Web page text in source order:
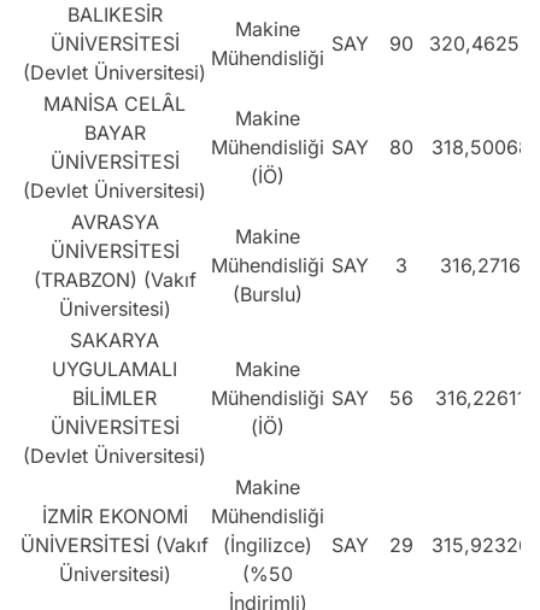
BALIKESİR
ÜNİVERSİTESİ
(Devlet Üniversitesi)
Makine
Mühendisliği
SAY 90 320,46255
MANİSA CELÂL
BAYAR
ÜNİVERSİTESİ
(Devlet Üniversitesi)
Makine
Mühendisliği
(İÖ)
SAY 80 318,50068
AVRASYA
ÜNİVERSİTESİ
(TRABZON) (Vakıf
Üniversitesi)
Makine
Mühendisliği
(Burslu)
SAY 3 316,2716
SAKARYA
UYGULAMALI
BİLİMLER
ÜNİVERSİTESİ
(Devlet Üniversitesi)
Makine
Mühendisliği
(İÖ)
SAY 56 316,22611
İZMİR EKONOMİ
ÜNİVERSİTESİ (Vakıf
Üniversitesi)
Makine
Mühendisliği
(İngilizce)
(%50
İndirimli)
SAY 29 315,92326